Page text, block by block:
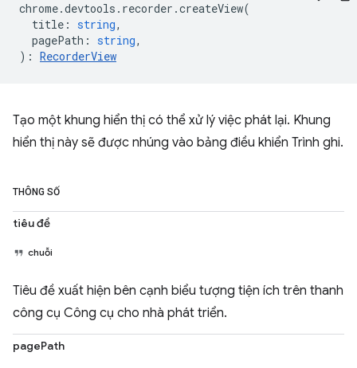
chrome.devtools . recorder .createView(
title : string,
pagePath : string,
) : RecorderView
Tạo một khung hiển thị có thể xử lý việc phát lại. Khung
hiển thị này sẽ được nhúng vào bảng điều khiển Trình ghi.
THÔNG SỐ
tiêu đề
chuỗi
Tiêu đề xuất hiện bên cạnh biểu tượng tiện ích trên thanh
công cụ Công cụ cho nhà phát triển.
pagePath